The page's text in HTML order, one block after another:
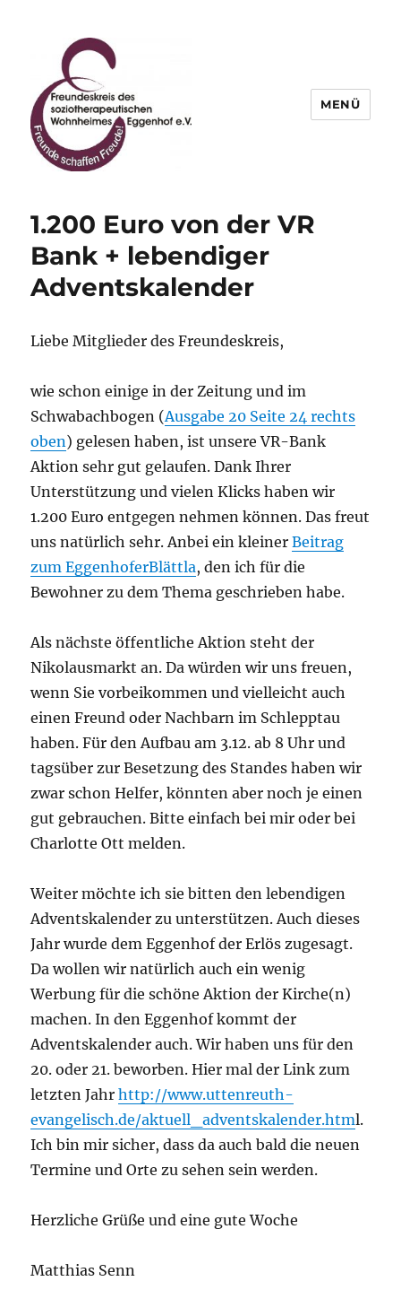
soziotherapeutischen
Wohnheimes Eggenhof e.V.
MENÜ
1.200 Euro von der VR
Bank + lebendiger
Adventskalender
Liebe Mitglieder des Freundeskreis,
wie schon einige in der Zeitung und im
Schwabachbogen (Ausgabe 20 Seite 24 rechts
oben) gelesen haben, ist unsere VR-Bank
Aktion sehr gut gelaufen. Dank Ihrer
Unterstützung und vielen Klicks haben wir
1.200 Euro entgegen nehmen können. Das freut
uns natürlich sehr. Anbei ein kleinerBeitrag
zum EggenhoferBlättla, den ich für die
Bewohner zu dem Thema geschrieben habe.
Als nächste öffentliche Aktion steht der
Nikolausmarkt an. Da würden wir uns freuen,
wenn Sie vorbeikommen und vielleicht auch
einen Freund oder Nachbarn im Schlepptau
haben. Für den Aufbau am 3.12. ab 8 Uhr und
tagsüber zur Besetzung des Standes haben wir
zwar schon Helfer, könnten aber noch je einen
gut gebrauchen. Bitte einfach bei mir oder bei
Charlotte Ott melden.
Weiter möchte ich sie bitten den lebendigen
Adventskalender zu unterstützen. Auch dieses
Jahr wurde dem Eggenhof der Erlös zugesagt.
Da wollen wir natürlich auch ein wenig
Werbung für die schöne Aktion der Kirche(n)
machen. In den Eggenhof kommt der
Adventskalender auch. Wir haben uns für den
20. oder 21. beworben. Hier mal der Link zum
letzten Jahrhttp://www.uttenreuth-
evangelisch.de/aktuell_adventskalender.html.
Ich bin mir sicher, dass da auch bald die neuen
Termine und Orte zu sehen sein werden.
Herzliche Grüße und eine gute Woche
Matthias Senn